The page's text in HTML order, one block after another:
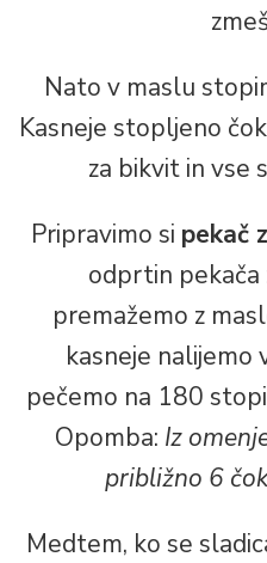
Nato v maslu
Kasneje stopljeno
za bikvit in vse
Pripravimo si pekač
odprtin pekača
premažemo z
kasneje nalijemo
pečemo na 180
Opomba: Iz
približno 6
Medtem, ko se